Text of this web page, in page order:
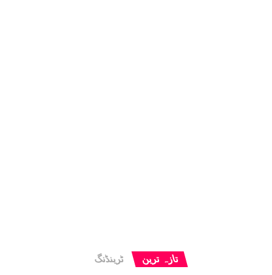
تازہ ترین ٹرینڈنگ